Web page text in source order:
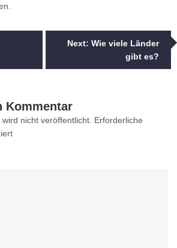
Next: Wie viele Länder
gibt es?
Kommentar
nicht veröffentlicht. Erforderliche